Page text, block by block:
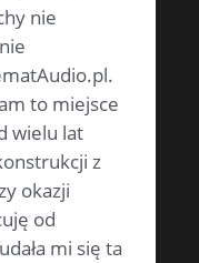
nie
to miejsce
wielu lat
z
okazji
od
mi się ta